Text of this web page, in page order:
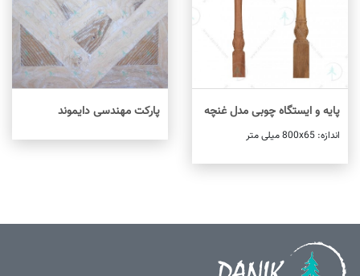
پایه و ایستگاه چوبی مدل غنچه
اندازه: 800x65 میلی متر
اطلاعات بیشتر
پارکت مهندسی دایموند
اطلاعات بیشتر